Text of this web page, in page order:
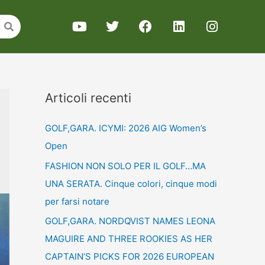
Articoli recenti
GOLF,GARA. ICYMI: 2026 AIG Women’s
Open
FASHION NON SOLO PER IL GOLF…MA
UNA SERATA. Cinque colori, cinque modi
per farsi notare
GOLF,GARA. NORDQVIST NAMES LEONA
MAGUIRE AND THREE ROOKIES AS HER
CAPTAIN’S PICKS FOR 2026 EUROPEAN